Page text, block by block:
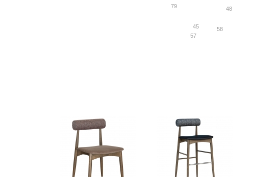
79
45
57
58
48
SEHEN SEHEN